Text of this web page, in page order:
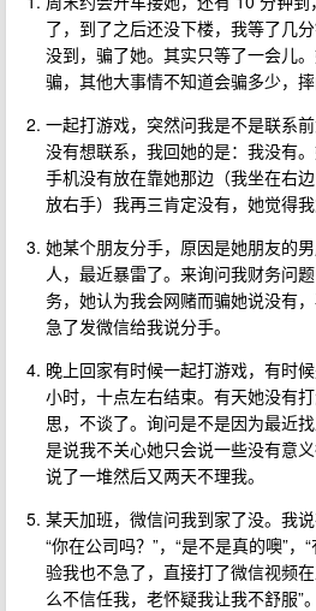
了，到了之后还没下楼，我等了几
没到，骗了她。其实只等了一会儿
骗，其他大事情不知道会骗多少，摔
一起打游戏，突然问我是不是联系
没有想联系，我回她的是：我没有
手机没有放在靠她那边（我坐在右
放右手）我再三肯定没有，她觉得
她某个朋友分手，原因是她朋友的
人，最近暴雷了。来询问我财务问
务，她认为我会网赌而骗她说没有
急了发微信给我说分手。
晚上回家有时候一起打游戏，有时
小时，十点左右结束。有天她没有
思，不谈了。询问是不是因为最近
是说我不关心她只会说一些没有意
说了一堆然后又两天不理我。
某天加班，微信问我到家了没。我
“你在公司吗？”，“是不是真的噢”
验我也不急了，直接打了微信视频
么不信任我，老怀疑我让我不舒服”